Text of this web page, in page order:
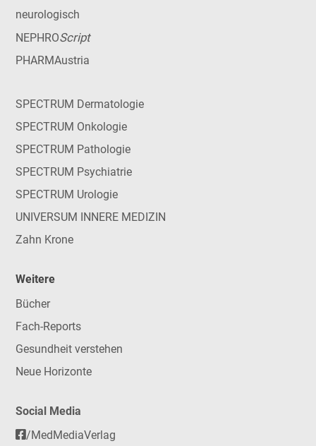
neurologisch
NEPHROScript
PHARMAustria
SPECTRUM Dermatologie
SPECTRUM Onkologie
SPECTRUM Pathologie
SPECTRUM Psychiatrie
SPECTRUM Urologie
UNIVERSUM INNERE MEDIZIN
Zahn Krone
Weitere
Bücher
Fach-Reports
Gesundheit verstehen
Neue Horizonte
Social Media
/MedMediaVerlag